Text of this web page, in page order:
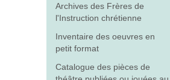
Archives des Frères de
l'Instruction chrétienne
Inventaire des oeuvres en
petit format
Catalogue des pièces de